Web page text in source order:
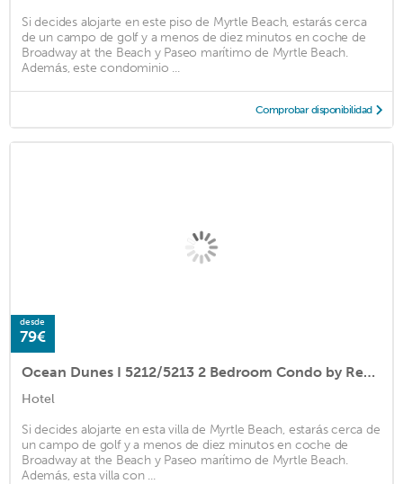
Si decides alojarte en este piso de Myrtle Beach, estarás cerca
de un campo de golf y a menos de diez minutos en coche de
Broadway at the Beach y Paseo marítimo de Myrtle Beach.
Además, este condominio ...
Comprobar disponibilidad
desde
79€
Ocean Dunes I 5212/5213 2 Bedroom Condo by RedAwning
Hotel
Si decides alojarte en esta villa de Myrtle Beach, estarás cerca de
un campo de golf y a menos de diez minutos en coche de
Broadway at the Beach y Paseo marítimo de Myrtle Beach.
Además, esta villa con ...